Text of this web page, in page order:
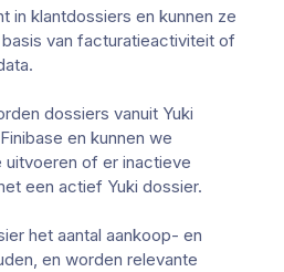
in klantdossiers en kunnen ze
van facturatieactiviteit of
dossiers vanuit Yuki
en kunnen we
of er inactieve
een actief Yuki dossier.
het aantal aankoop- en
en worden relevante